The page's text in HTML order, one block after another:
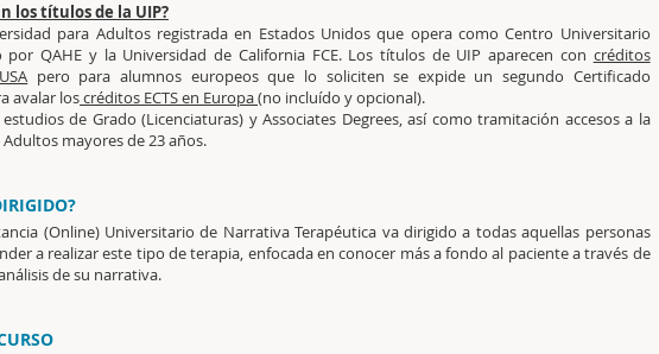
los títulos de la UIP?
para Adultos registrada en Estados Unidos que opera como Centro Universitario
por QAHE y la Universidad de California FCE. Los títulos de UIP aparecen con créditos
pero para alumnos europeos que lo soliciten se expide un segundo Certificado
avalar loscréditos ECTS en Europa(no incluído y opcional).
de Grado (Licenciaturas) y Associates Degrees, así como tramitación accesos a la
mayores de 23 años.
(Online) Universitario de Narrativa Terapéutica va dirigido a todas aquellas personas
a realizar este tipo de terapia, enfocada en conocer más a fondo al paciente a través de
de su narrativa.